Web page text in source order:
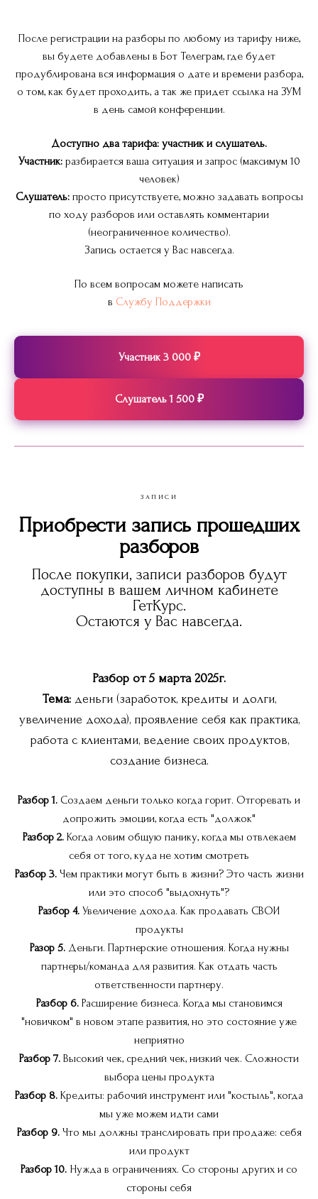
После регистрации на разборы по любому из тарифу ниже,
вы будете добавлены в Бот Телеграм, где будет
продублирована вся информация о дате и времени разбора,
о том, как будет проходить, а так же придет ссылка на ЗУМ
в день самой конференции.
Доступно два тарифа: участник и слушатель.
Участник:разбирается ваша ситуация и запрос (максимум 10
человек)
Слушатель: просто присутствуете, можно задавать вопросы
по ходу разборов или оставлять комментарии
(неограниченное количество).
Запись остается у Вас навсегда.
По всем вопросам можете написать
в Службу Поддержки
Участник 3 000 ₽
Слушатель 1 500 ₽
ЗАПИСИ
Приобрести запись прошедших
разборов
После покупки, записи разборов будут
доступны в вашем личном кабинете
ГетКурс.
Остаются у Вас навсегда.
Разбор от 5 марта 2025г.
Тема: деньги (заработок, кредиты и долги,
увеличение дохода), проявление себя как практика,
работа с клиентами, ведение своих продуктов,
создание бизнеса.
Разбор 1. Создаем деньги только когда горит. Отгоревать и
допрожить эмоции, когда есть "должок"
Разбор 2. Когда ловим общую панику, когда мы отвлекаем
себя от того, куда не хотим смотреть
Разбор 3. Чем практики могут быть в жизни? Это часть жизни
или это способ "выдохнуть"?
Разбор 4. Увеличение дохода. Как продавать СВОИ
продукты
Разор 5.Деньги. Партнерские отношения. Когда нужны
партнеры/команда для развития. Как отдать часть
ответственности партнеру.
Разбор 6. Расширение бизнеса. Когда мы становимся
"новичком" в новом этапе развития, но это состояние уже
неприятно
Разбор 7. Высокий чек, средний чек, низкий чек. Сложности
выбора цены продукта
Разбор 8. Кредиты: рабочий инструмент или "костыль", когда
мы уже можем идти сами
Разбор 9.Что мы должны транслировать при продаже: себя
или продукт
Разбор 10. Нужда в ограничениях. Со стороны других и со
стороны себя